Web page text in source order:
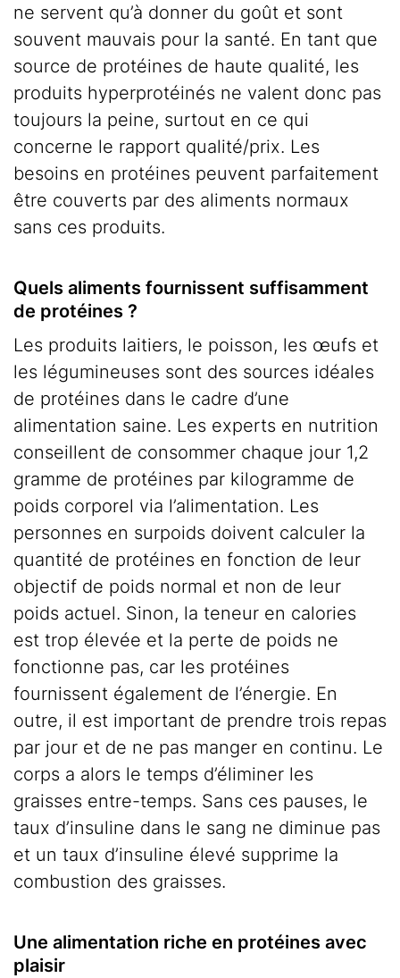
ne servent qu’à donner du goût et sont
souvent mauvais pour la santé. En tant que
source de protéines de haute qualité, les
produits hyperprotéinés ne valent donc pas
toujours la peine, surtout en ce qui
concerne le rapport qualité/prix. Les
besoins en protéines peuvent parfaitement
être couverts par des aliments normaux
sans ces produits.
Quels aliments fournissent suffisamment
de protéines ?
Les produits laitiers, le poisson, les œufs et
les légumineuses sont des sources idéales
de protéines dans le cadre d’une
alimentation saine. Les experts en nutrition
conseillent de consommer chaque jour 1,2
gramme de protéines par kilogramme de
poids corporel via l’alimentation. Les
personnes en surpoids doivent calculer la
quantité de protéines en fonction de leur
objectif de poids normal et non de leur
poids actuel. Sinon, la teneur en calories
est trop élevée et la perte de poids ne
fonctionne pas, car les protéines
fournissent également de l’énergie. En
outre, il est important de prendre trois repas
par jour et de ne pas manger en continu. Le
corps a alors le temps d’éliminer les
graisses entre-temps. Sans ces pauses, le
taux d’insuline dans le sang ne diminue pas
et un taux d’insuline élevé supprime la
combustion des graisses.
Une alimentation riche en protéines avec
plaisir